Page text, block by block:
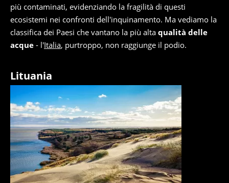
più contaminati, evidenziando la fragilità di questi
ecosistemi nei confronti dell'inquinamento. Ma vediamo la
classifica dei Paesi che vantano la più alta qualità delle
acque - l'Italia, purtroppo, non raggiunge il podio.
Lituania